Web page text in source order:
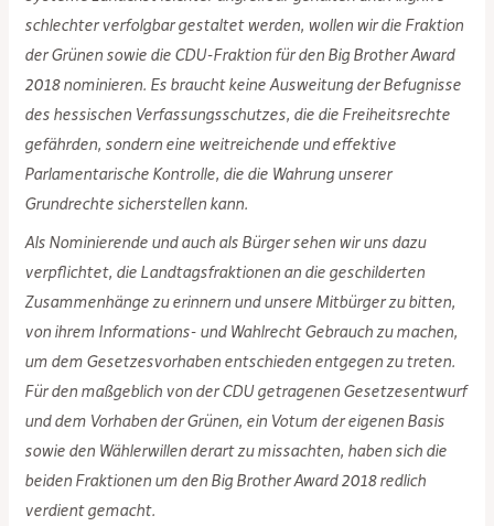
schlechter verfolgbar gestaltet werden, wollen wir die Fraktion
der Grünen sowie die CDU-Fraktion für den Big Brother Award
2018 nominieren. Es braucht keine Ausweitung der Befugnisse
des hessischen Verfassungsschutzes, die die Freiheitsrechte
gefährden, sondern eine weitreichende und effektive
Parlamentarische Kontrolle, die die Wahrung unserer
Grundrechte sicherstellen kann.
Als Nominierende und auch als Bürger sehen wir uns dazu
verpflichtet, die Landtagsfraktionen an die geschilderten
Zusammenhänge zu erinnern und unsere Mitbürger zu bitten,
von ihrem Informations- und Wahlrecht Gebrauch zu machen,
um dem Gesetzesvorhaben entschieden entgegen zu treten.
Für den maßgeblich von der CDU getragenen Gesetzesentwurf
und dem Vorhaben der Grünen, ein Votum der eigenen Basis
sowie den Wählerwillen derart zu missachten, haben sich die
beiden Fraktionen um den Big Brother Award 2018 redlich
verdient gemacht.